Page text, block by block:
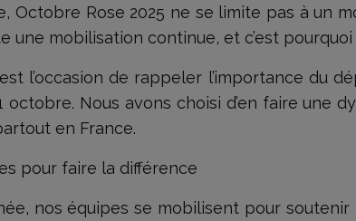
Octobre Rose 2025 ne se limite pas à un
une mobilisation continue, et c’est
l’occasion de rappeler l’importance du
octobre. Nous avons choisi d’en faire une
en France.
pour faire la différence
nos équipes se mobilisent pour